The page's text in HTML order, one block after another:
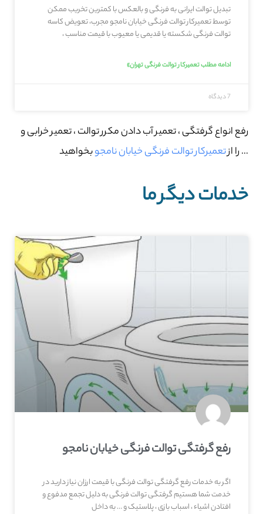
تبدیل توالت ایرانی به فرنگی و بالعکس با کمترین تخریب ممکن
توسط تعمیرکار توالت فرنگی خیابان نامجو مجرب، تعویض کاسه
توالت فرنگی شکسته یا قدیمی یا معیوب با قیمت مناسب ،
ادامه مطلب تعمیرکار توالت فرنگی تهران»
7 دیدگاه
رفع انواع گرفتگی ، تعمیر آب دادن مکرر توالت ، تعمیر خرابی و
… را ازتعمیرکار توالت فرنگی خیابان نامجوبخواهید
خدمات دیگر ما
رفع گرفتگی توالت فرنگی خیابان نامجو
اگر به خدمات رفع گرفتگی توالت فرنگی با قیمت ارزان نیاز دارید در
خدمت شما هستیم گرفتگی توالت فرنگی به دلیل تجمع مدفوع و
افتادن اشیاء ، اسباب بازی ، پلاستیک و … به داخل